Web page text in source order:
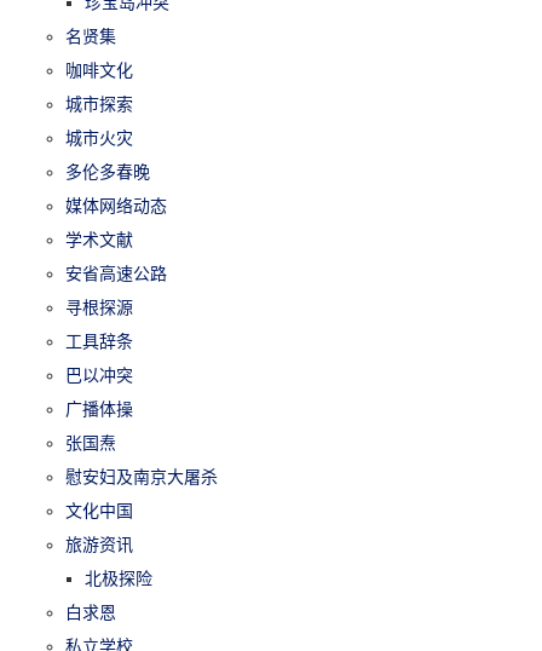
名贤集
咖啡文化
城市探索
城市火灾
多伦多春晚
媒体网络动态
学术文献
安省高速公路
寻根探源
工具辞条
巴以冲突
广播体操
张国焘
慰安妇及南京大屠杀
文化中国
旅游资讯
北极探险
白求恩
私立学校